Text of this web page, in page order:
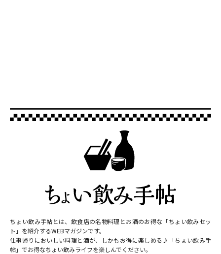
ちょい飲み手帖とは、飲食店の名物料理とお酒のお得な「ちょい飲みセッ
ト」を紹介するWEBマガジンです。
仕事帰りにおいしい料理と酒が、しかもお得に楽しめる♪「ちょい飲み手
帖」でお得なちょい飲みライフを楽しんでください。